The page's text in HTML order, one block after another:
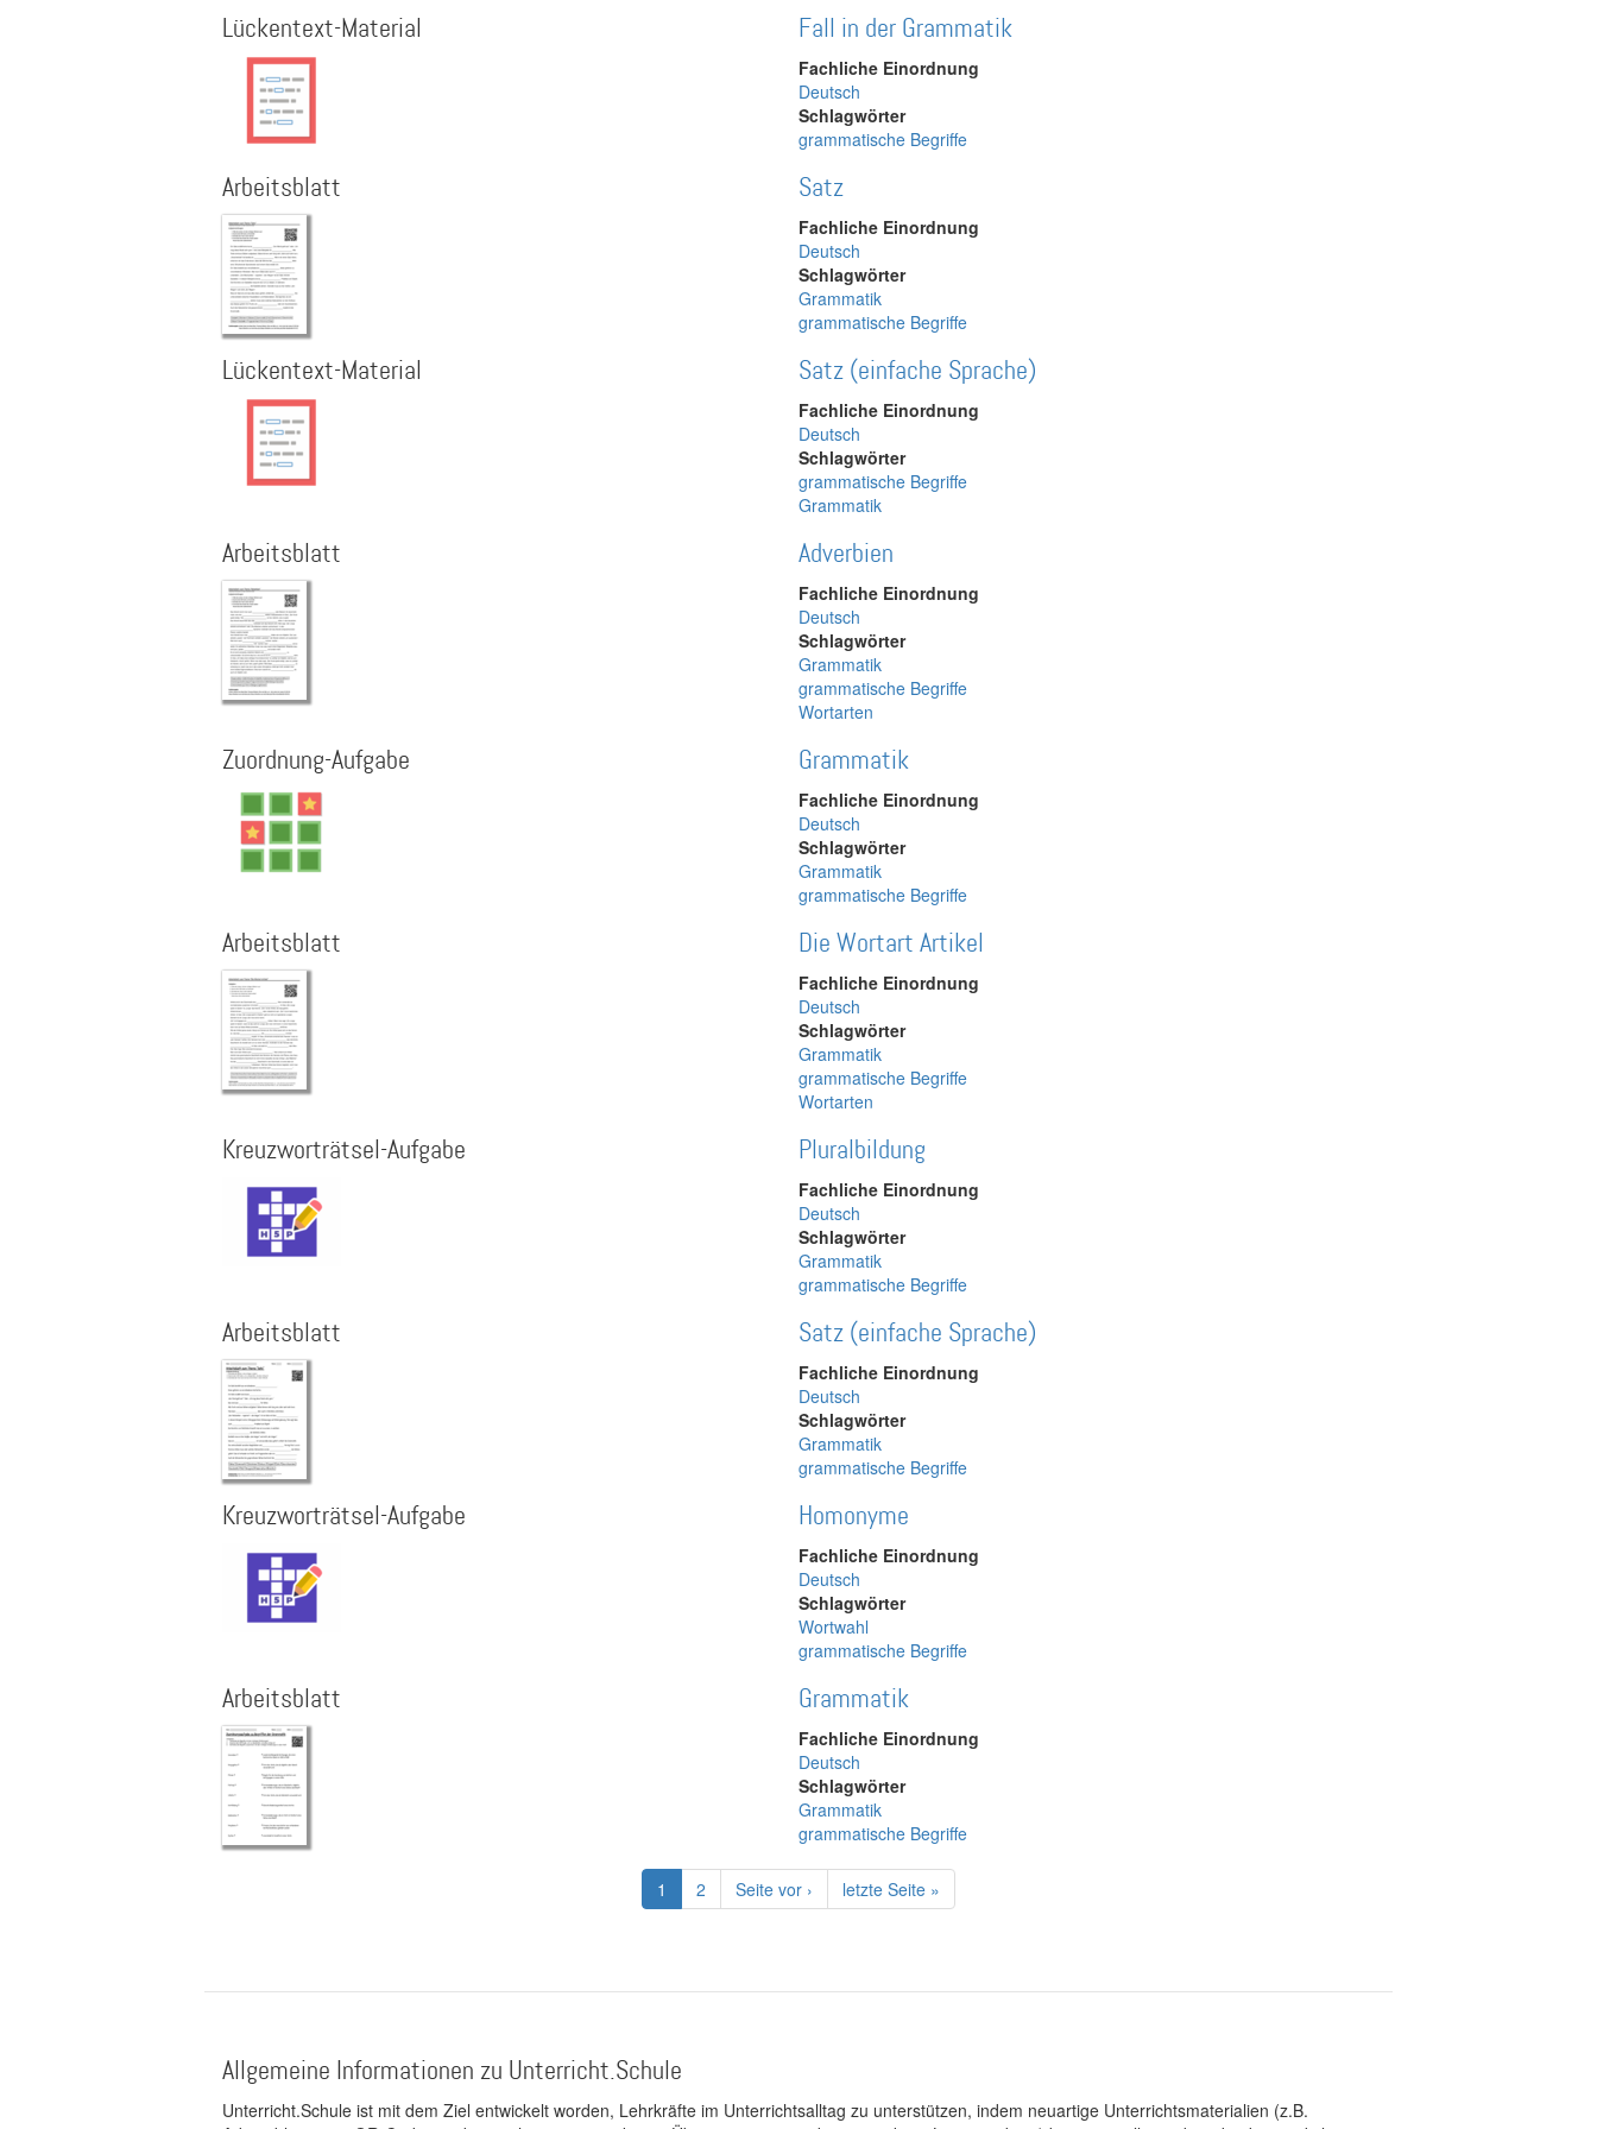
Lückentext-Material Fall in der Grammatik
Fachliche Einordnung
Deutsch
Schlagwörter
grammatische Begriffe
Arbeitsblatt Satz
Fachliche Einordnung
Deutsch
Schlagwörter
Grammatik
grammatische Begriffe
Lückentext-Material Satz (einfache Sprache)
Fachliche Einordnung
Deutsch
Schlagwörter
grammatische Begriffe
Grammatik
Arbeitsblatt Adverbien
Fachliche Einordnung
Deutsch
Schlagwörter
Grammatik
grammatische Begriffe
Wortarten
Zuordnung-Aufgabe Grammatik
Fachliche Einordnung
Deutsch
Schlagwörter
Grammatik
grammatische Begriffe
Arbeitsblatt Die Wortart Artikel
Fachliche Einordnung
Deutsch
Schlagwörter
Grammatik
grammatische Begriffe
Wortarten
Kreuzworträtsel-Aufgabe Pluralbildung
Fachliche Einordnung
Deutsch
Schlagwörter
Grammatik
grammatische Begriffe
Arbeitsblatt Satz (einfache Sprache)
Fachliche Einordnung
Deutsch
Schlagwörter
Grammatik
grammatische Begriffe
Kreuzworträtsel-Aufgabe Homonyme
Fachliche Einordnung
Deutsch
Schlagwörter
Wortwahl
grammatische Begriffe
Arbeitsblatt Grammatik
Fachliche Einordnung
Deutsch
Schlagwörter
Grammatik
grammatische Begriffe
Aktuelle
Seite
1 Page
2
Nächste
Seite
Seite vor ›
Letzte
Seite
letzte Seite »
Allgemeine Informationen zu Unterricht.Schule
Unterricht.Schule ist mit dem Ziel entwickelt worden, Lehrkräfte im Unterrichtsalltag zu unterstützen, indem neuartige Unterrichtsmaterialien (z.B.